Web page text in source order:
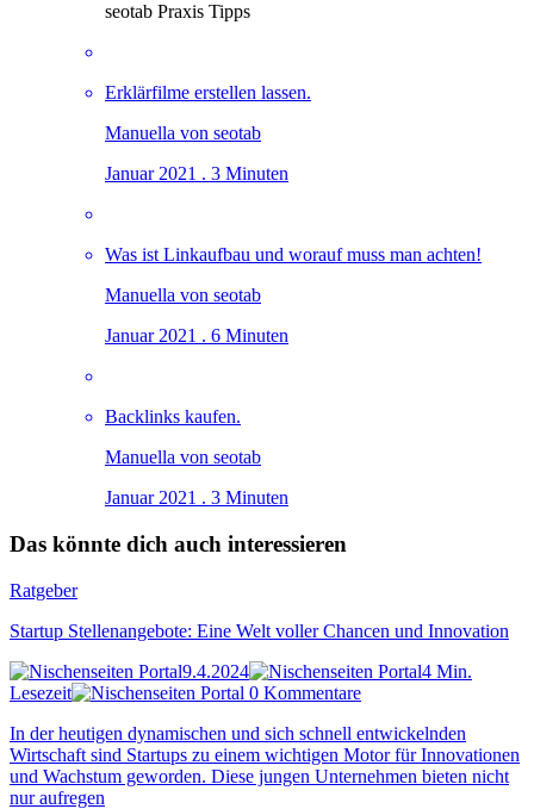
seotab Praxis Tipps
Erklärfilme erstellen lassen.
Manuella von seotab
Januar 2021 . 3 Minuten
Was ist Linkaufbau und worauf muss man achten!
Manuella von seotab
Januar 2021 . 6 Minuten
Backlinks kaufen.
Manuella von seotab
Januar 2021 . 3 Minuten
Das könnte dich auch interessieren
Ratgeber
Startup Stellenangebote: Eine Welt voller Chancen und Innovation
9.4.2024
4 Min.
Lesezeit
0 Kommentare
In der heutigen dynamischen und sich schnell entwickelnden
Wirtschaft sind Startups zu einem wichtigen Motor für Innovationen
und Wachstum geworden. Diese jungen Unternehmen bieten nicht
nur aufregen